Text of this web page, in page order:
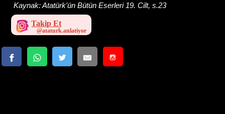
Kaynak:Atatürk'ün Bütün Eserleri 19. Cilt, s.23
Takip Et